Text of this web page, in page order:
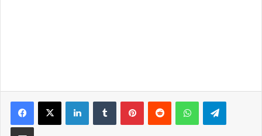
LinkedInTumblrPinterestReddit WhatsApp
Partilhar Via Email